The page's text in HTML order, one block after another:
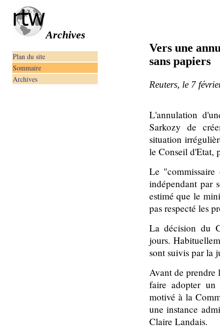
Archives
Plan du site
Sommaire
Archives
Vers une
sans papiers
Reuters, le 7
L'annulation
Sarkozy de
situation
le Conseil d'Etat,
Le
indépendant par
estimé que le
pas respecté les
La décision du
jours.
sont suivis par la
Avant de
faire adopter
motivé à la
une instance
Claire Landais.